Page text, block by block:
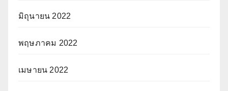
มิถุนายน 2022
พฤษภาคม 2022
เมษายน 2022